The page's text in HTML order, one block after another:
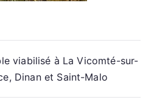
viabilisé à La Vicomté-sur-
Dinan et Saint-Malo